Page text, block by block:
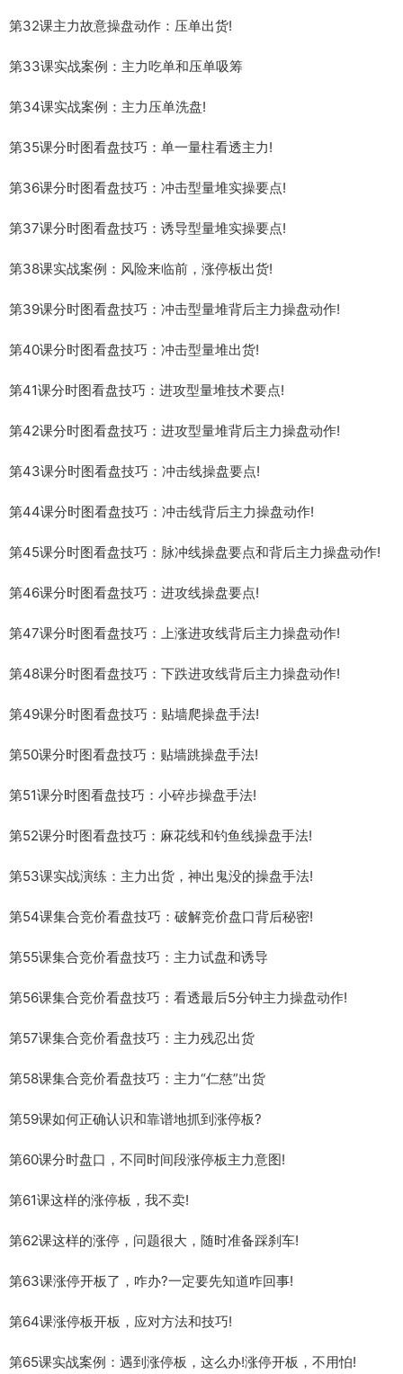
第32课主力故意操盘动作：压单出货!
第33课实战案例：主力吃单和压单吸筹
第34课实战案例：主力压单洗盘!
第35课分时图看盘技巧：单一量柱看透主力!
第36课分时图看盘技巧：冲击型量堆实操要点!
第37课分时图看盘技巧：诱导型量堆实操要点!
第38课实战案例：风险来临前，涨停板出货!
第39课分时图看盘技巧：冲击型量堆背后主力操盘动作!
第40课分时图看盘技巧：冲击型量堆出货!
第41课分时图看盘技巧：进攻型量堆技术要点!
第42课分时图看盘技巧：进攻型量堆背后主力操盘动作!
第43课分时图看盘技巧：冲击线操盘要点!
第44课分时图看盘技巧：冲击线背后主力操盘动作!
第45课分时图看盘技巧：脉冲线操盘要点和背后主力操盘动作!
第46课分时图看盘技巧：进攻线操盘要点!
第47课分时图看盘技巧：上涨进攻线背后主力操盘动作!
第48课分时图看盘技巧：下跌进攻线背后主力操盘动作!
第49课分时图看盘技巧：贴墙爬操盘手法!
第50课分时图看盘技巧：贴墙跳操盘手法!
第51课分时图看盘技巧：小碎步操盘手法!
第52课分时图看盘技巧：麻花线和钓鱼线操盘手法!
第53课实战演练：主力出货，神出鬼没的操盘手法!
第54课集合竞价看盘技巧：破解竞价盘口背后秘密!
第55课集合竞价看盘技巧：主力试盘和诱导
第56课集合竞价看盘技巧：看透最后5分钟主力操盘动作!
第57课集合竞价看盘技巧：主力残忍出货
第58课集合竞价看盘技巧：主力“仁慈”出货
第59课如何正确认识和靠谱地抓到涨停板?
第60课分时盘口，不同时间段涨停板主力意图!
第61课这样的涨停板，我不卖!
第62课这样的涨停，问题很大，随时准备踩刹车!
第63课涨停开板了，咋办?一定要先知道咋回事!
第64课涨停板开板，应对方法和技巧!
第65课实战案例：遇到涨停板，这么办!涨停开板，不用怕!